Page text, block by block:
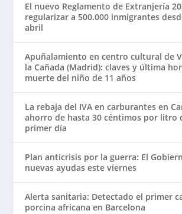
El nuevo Reglamento de Extranjería
regularizar a 500.000 inmigrantes
abril
Apuñalamiento en centro cultural de
la Cañada (Madrid): claves y última
muerte del niño de 11 años
La rebaja del IVA en carburantes en
ahorro de hasta 30 céntimos por litro
primer día
Plan anticrisis por la guerra: El
nuevas ayudas este viernes
Alerta sanitaria: Detectado el primer
porcina africana en Barcelona